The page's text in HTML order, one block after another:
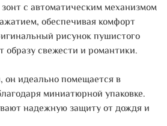
с автоматическим механизмом
обеспечивая комфорт
рисунок пушистого
образу свежести и романтики.
идеально помещается в
миниатюрной упаковке.
надежную защиту от дождя и